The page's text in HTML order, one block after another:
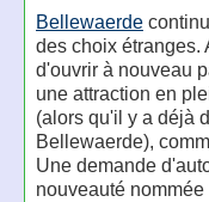
Bellewaerde
des choix étranges.
d'ouvrir à nouveau
une attraction en
(alors qu'il y a déjà
Bellewaerde),
Une demande
nouveauté